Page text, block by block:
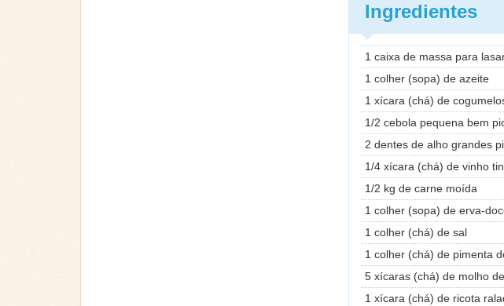
Ingredientes
1 caixa de massa para
1 colher (sopa) de azeite
1 xícara (chá) de
1/2 cebola pequena bem
2 dentes de alho grandes
1/4 xícara (chá) de vinho
1/2 kg de carne moída
1 colher (sopa) de erva-
1 colher (chá) de sal
1 colher (chá) de pimenta
5 xícaras (chá) de molho
1 xícara (chá) de ricota